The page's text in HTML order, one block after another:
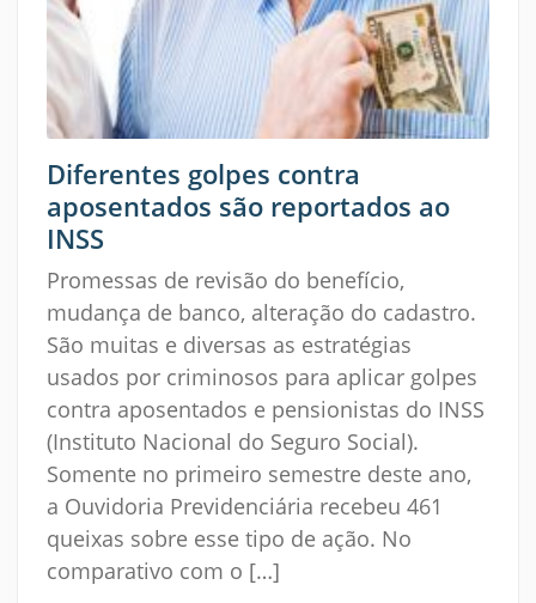
Diferentes golpes contra
aposentados são reportados ao
INSS
Promessas de revisão do benefício,
mudança de banco, alteração do cadastro.
São muitas e diversas as estratégias
usados por criminosos para aplicar golpes
contra aposentados e pensionistas do INSS
(Instituto Nacional do Seguro Social).
Somente no primeiro semestre deste ano,
a Ouvidoria Previdenciária recebeu 461
queixas sobre esse tipo de ação. No
comparativo com o […]